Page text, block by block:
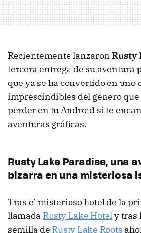
Recientemente lanzaron Rusty
tercera entrega de su aventura
que ya se ha convertido en uno
imprescindibles del género que
perder en tu Android si te
aventuras gráficas.
Rusty Lake Paradise, una
bizarra en una misteriosa
Tras el misterioso hotel de la
llamada Rusty Lake Hotely tras
semilla de Rusty Lake Roots